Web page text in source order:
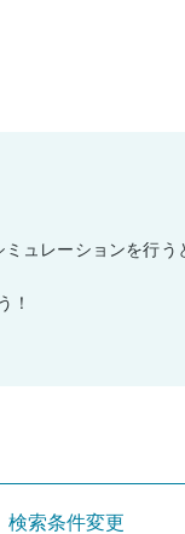
ュレーションを行う
！
検索条件変更